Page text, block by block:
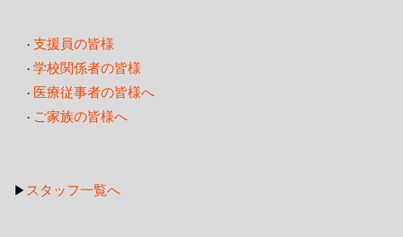
・ 支援員の皆様
・ 学校関係者の皆様
・ 医療従事者の皆様へ
・ ご家族の皆様へ
▶ スタッフ一覧へ